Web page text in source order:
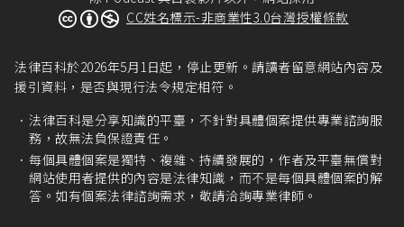
CC姓名標示-非商業性3.0台灣授權條款
法律百科於2026年5月1日起，停止更新。請讀者留意網站內容及
援引資料，是否與現行法令規定相符。
法律百科是分享知識的平臺，不針對具體個案提供專業諮詢服
務，故無法負保證責任。
每個具體個案是獨特、複雜、持續發展的，作者及平臺無償對
網站使用者提供的內容是法律知識，而不是每個具體個案的解
答。如有個案法律諮詢需求，敬請洽詢專業律師。